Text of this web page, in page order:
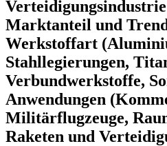
Marktanteil und
Werkstoffart
Stahllegierungen,
Verbundwerkstoffe,
Anwendungen
Militärflugzeuge,
Raketen und